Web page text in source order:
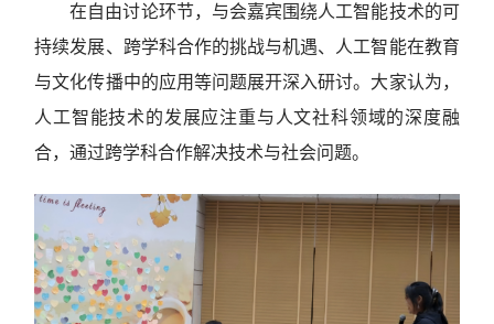
在自由讨论环节，与会嘉宾围绕人工智能技术的可
持续发展、跨学科合作的挑战与机遇、人工智能在教育
与文化传播中的应用等问题展开深入研讨。大家认为，
人工智能技术的发展应注重与人文社科领域的深度融
合，通过跨学科合作解决技术与社会问题。